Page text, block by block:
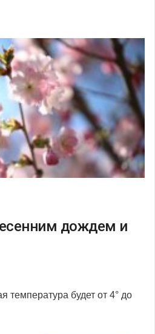
дождем и
температура будет от 4° до